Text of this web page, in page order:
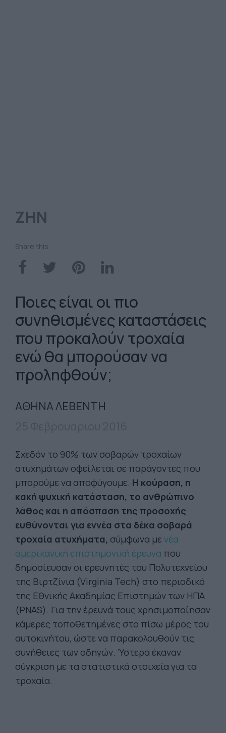
ΖΗΝ
Share this
Ποιες είναι οι πιο
συνηθισμένες καταστάσεις
που προκαλούν τροχαία
ενώ θα μπορούσαν να
προληφθούν;
ΑΘΗΝΑ ΛΕΒΕΝΤΗ
Σχεδόν το 90% των σοβαρών τροχαίων
ατυχημάτων οφείλεται σε παράγοντες που
μπορούμε να αποφύγουμε. Η κούραση, η
κακή ψυχική κατάσταση, το ανθρώπινο
λάθος και η απόσπαση της προσοχής
ευθύνονται για εννέα στα δέκα σοβαρά
τροχαία ατυχήματα, σύμφωνα με νέα
αμερικανική επιστημονική έρευνα που
δημοσίευσαν οι ερευνητές του Πολυτεχνείου
της Βιρτζίνια (Virginia Tech) στο περιοδικό
της Εθνικής Ακαδημίας Επιστημών των ΗΠΑ
(PNAS). Για την έρευνά τους χρησιμοποίησαν
κάμερες τοποθετημένες στο πίσω μέρος του
αυτοκινήτου, ώστε να παρακολουθούν τις
συνήθειες των οδηγών. Ύστερα έκαναν
σύγκριση με τα στατιστικά στοιχεία για τα
τροχαία.